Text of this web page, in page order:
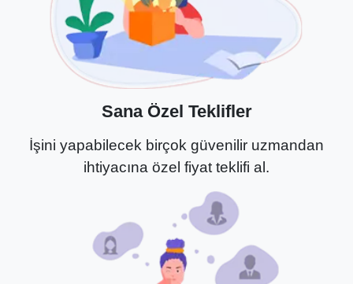
Sana Özel Teklifler
İşini yapabilecek birçok güvenilir uzmandan
ihtiyacına özel fiyat teklifi al.